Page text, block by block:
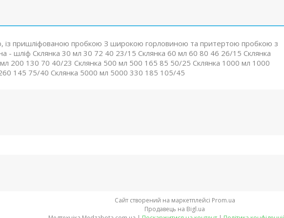
із пришліфованою пробкою З широкою горловиною та притертою пробкою з
- шліф Склянка 30 мл 30 72 40 23/15 Склянка 60 мл 60 80 46 26/15 Склянка
200 130 70 40/23 Склянка 500 мл 500 165 85 50/25 Склянка 1000 мл 1000
145 75/40 Склянка 5000 мл 5000 330 185 105/45
Сайт створений на маркетплейсі Prom.ua
Продавець на Bigl.ua